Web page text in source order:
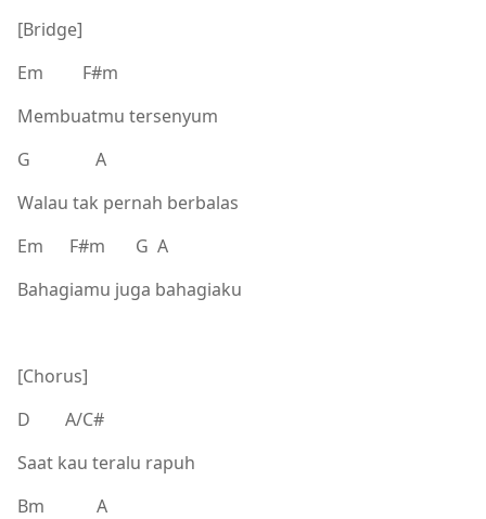
[Bridge]
Em F#m
Membuatmu tersenyum
G A
Walau tak pernah berbalas
Em F#m G A
Bahagiamu juga bahagiaku
[Chorus]
D A/C#
Saat kau teralu rapuh
Bm A